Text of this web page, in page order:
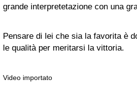
grande interpretetazione con una
Pensare di lei che sia la favorita è
le qualità per meritarsi la vittoria.
Video importato